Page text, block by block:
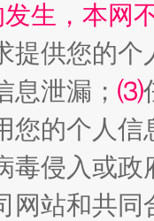
"炒
生，本网
提供您的个
息泄漏； ⑶
您的个人
毒侵入或
网站和共